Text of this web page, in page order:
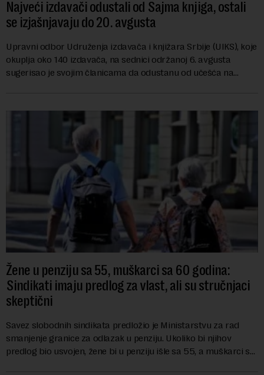
Najveći izdavači odustali od Sajma knjiga, ostali
se izjašnjavaju do 20. avgusta
Upravni odbor Udruženja izdavača i knjižara Srbije (UIKS), koje
okuplja oko 140 izdavača, na sednici održanoj 6. avgusta
sugerisao je svojim članicama da odustanu od učešća na
Žene u penziju sa 55, muškarci sa 60 godina:
Sindikati imaju predlog za vlast, ali su stručnjaci
skeptični
Savez slobodnih sindikata predložio je Ministarstvu za rad
smanjenje granice za odlazak u penziju. Ukoliko bi njihov
predlog bio usvojen, žene bi u penziju išle sa 55, a muškarci sa